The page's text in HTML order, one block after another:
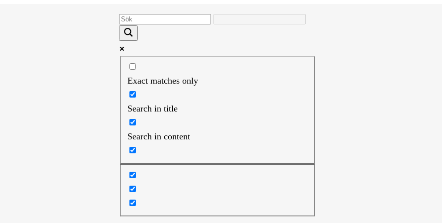
Exact matches only
Search in title
Search in content